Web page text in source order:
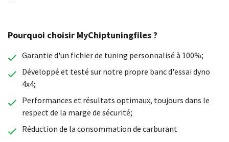
Pourquoi choisir MyChiptuningfiles ?
Garantie d'un fichier de tuning personnalisé à 100%;
Développé et testé sur notre propre banc d'essai dyno
4x4;
Performances et résultats optimaux, toujours dans le
respect de la marge de sécurité;
Réduction de la consommation de carburant